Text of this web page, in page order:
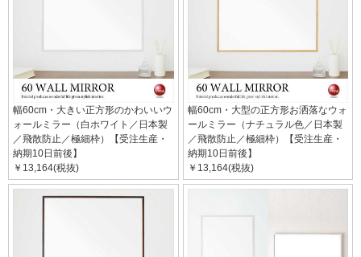
幅60cm・大きい正方形のかわいいウ
ォールミラー（白ホワイト／日本製
／飛散防止／極細枠）【受注生産・
納期10日前後】
￥13,164(税抜)
幅60cm・大型の正方形お洒落なウォ
ールミラー（ナチュラル色／日本製
／飛散防止／極細枠）【受注生産・
納期10日前後】
￥13,164(税抜)